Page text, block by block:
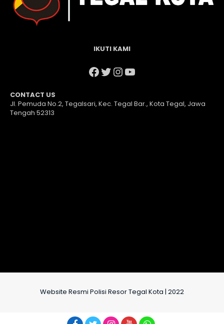
IKUTI KAMI
Facebook
Twitter
Instagram
YouTube
CONTACT US
Jl. Pemuda No.2, Tegalsari, Kec. Tegal Bar., Kota Tegal, Jawa
Tengah 52313
Website Resmi Polisi Resor Tegal Kota | 2022